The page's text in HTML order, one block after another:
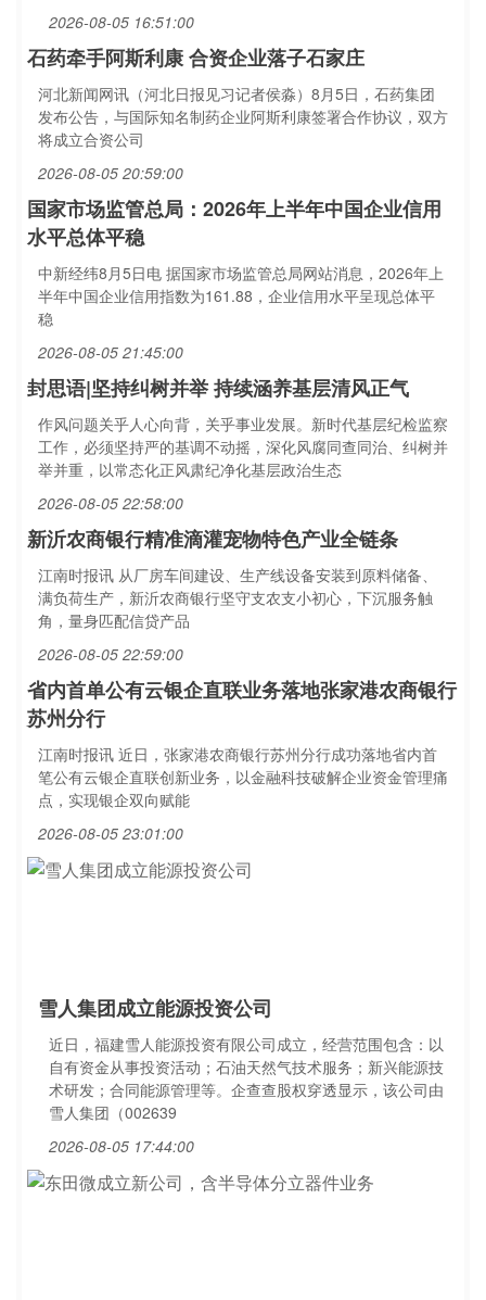
2026-08-05 16:51:00
石药牵手阿斯利康 合资企业落子石家庄
河北新闻网讯（河北日报见习记者侯淼）8月5日，石药集团
发布公告，与国际知名制药企业阿斯利康签署合作协议，双方
将成立合资公司
2026-08-05 20:59:00
国家市场监管总局：2026年上半年中国企业信用
水平总体平稳
中新经纬8月5日电 据国家市场监管总局网站消息，2026年上
半年中国企业信用指数为161.88，企业信用水平呈现总体平
稳
2026-08-05 21:45:00
封思语|坚持纠树并举 持续涵养基层清风正气
作风问题关乎人心向背，关乎事业发展。新时代基层纪检监察
工作，必须坚持严的基调不动摇，深化风腐同查同治、纠树并
举并重，以常态化正风肃纪净化基层政治生态
2026-08-05 22:58:00
新沂农商银行精准滴灌宠物特色产业全链条
江南时报讯 从厂房车间建设、生产线设备安装到原料储备、
满负荷生产，新沂农商银行坚守支农支小初心，下沉服务触
角，量身匹配信贷产品
2026-08-05 22:59:00
省内首单公有云银企直联业务落地张家港农商银行
苏州分行
江南时报讯 近日，张家港农商银行苏州分行成功落地省内首
笔公有云银企直联创新业务，以金融科技破解企业资金管理痛
点，实现银企双向赋能
2026-08-05 23:01:00
雪人集团成立能源投资公司
近日，福建雪人能源投资有限公司成立，经营范围包含：以
自有资金从事投资活动；石油天然气技术服务；新兴能源技
术研发；合同能源管理等。企查查股权穿透显示，该公司由
雪人集团（002639
2026-08-05 17:44:00